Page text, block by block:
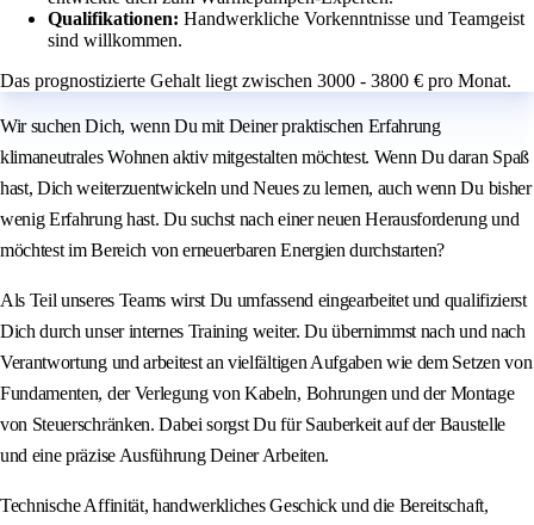
Qualifikationen: Handwerkliche Vorkenntnisse und Teamgeist
sind willkommen.
Das prognostizierte Gehalt liegt zwischen 3000 - 3800 € pro Monat.
Wir suchen Dich, wenn Du mit Deiner praktischen Erfahrung
klimaneutrales Wohnen aktiv mitgestalten möchtest. Wenn Du daran Spaß
hast, Dich weiterzuentwickeln und Neues zu lernen, auch wenn Du bisher
wenig Erfahrung hast. Du suchst nach einer neuen Herausforderung und
möchtest im Bereich von erneuerbaren Energien durchstarten?
Als Teil unseres Teams wirst Du umfassend eingearbeitet und qualifizierst
Dich durch unser internes Training weiter. Du übernimmst nach und nach
Verantwortung und arbeitest an vielfältigen Aufgaben wie dem Setzen von
Fundamenten, der Verlegung von Kabeln, Bohrungen und der Montage
von Steuerschränken. Dabei sorgst Du für Sauberkeit auf der Baustelle
und eine präzise Ausführung Deiner Arbeiten.
Technische Affinität, handwerkliches Geschick und die Bereitschaft,